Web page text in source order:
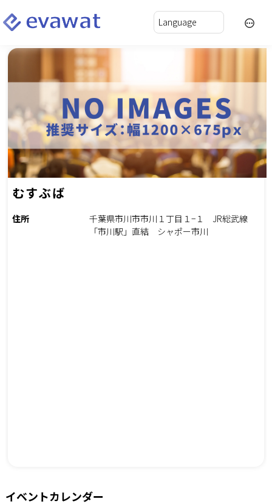
むすぶば
住所
千葉県市川市市川１丁目１−１ JR総武線
「市川駅」直結 シャポー市川
イベントカレンダー